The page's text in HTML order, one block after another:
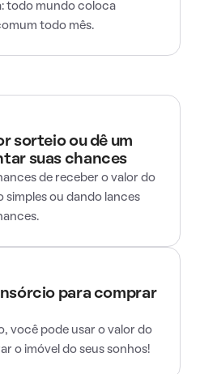
todo mundo coloca
todo mês.
sorteio ou dê um
suas chances
de receber o valor do
ou dando lances
para comprar
você pode usar o valor do
o imóvel do seus sonhos!